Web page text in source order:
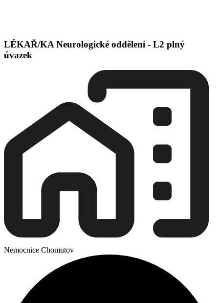
LÉKAŘ/KA Neurologické oddělení - L2 plný
úvazek
Nemocnice Chomutov